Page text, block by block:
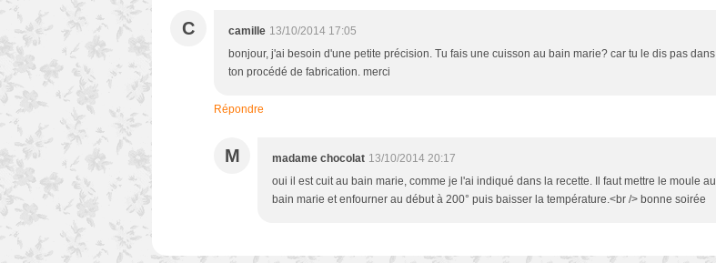
C camille 13/10/2014 17:05
bonjour, j'ai besoin d'une petite précision. Tu fais une cuisson au bain marie? car tu le dis pas dans
ton procédé de fabrication. merci
Répondre
M madame chocolat 13/10/2014 20:17
oui il est cuit au bain marie, comme je l'ai indiqué dans la recette. Il faut mettre le moule au
bain marie et enfourner au début à 200° puis baisser la température.<br /> bonne soirée